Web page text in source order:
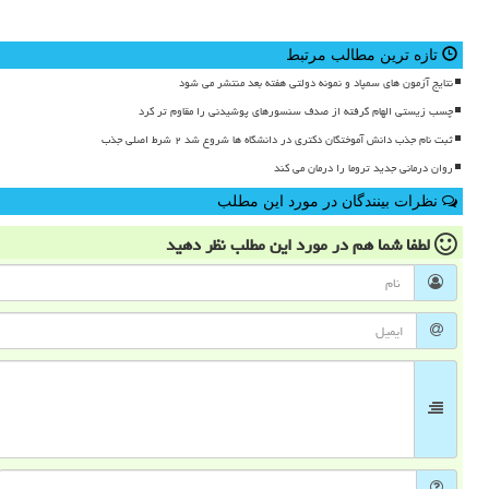
تازه ترین مطالب مرتبط
نتایج آزمون های سمپاد و نمونه دولتی هفته بعد منتشر می شود
چسب زیستی الهام گرفته از صدف سنسورهای پوشیدنی را مقاوم تر کرد
ثبت نام جذب دانش آموختگان دکتری در دانشگاه ها شروع شد ۲ شرط اصلی جذب
روان درمانی جدید تروما را درمان می کند
نظرات بینندگان در مورد این مطلب
لطفا شما همدر مورد این مطلبنظر دهید